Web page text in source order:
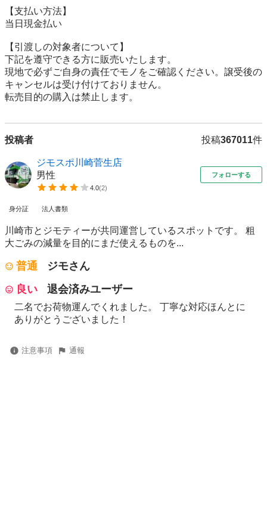
【⽀払い⽅法】
当日現金払い
【引渡しの対象者について】
下記を遵守できる⽅に販売いたします。
現地で必ずご⾃⾝の責任でモノをご確認ください。譲受後の
キャンセルは受け付けておりません。
転売⽬的の購⼊は禁⽌します。
投稿者 投稿367011件
ジモスポ川崎菅生店
男性
4.0(2)
フォローする
身分証 法人書類
川崎市とジモティーが共同運営しているスポットです。 粗
⼤ごみの減量を⽬的にまだ使えるものを...
普通
ジモさん
良い
退会済みユーザー
二名でお荷物運んでくれました。 丁寧な対応ほんとに
ありがとうございました！
注意事項 通報